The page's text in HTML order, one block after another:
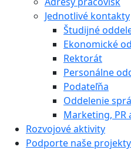
Jednotlivé kontakty
Študijné
Ekonomické
Rektorát
Personálne
Podateľňa
Oddelenie
Marketing, PR
Rozvojové aktivity
Podporte naše projekty